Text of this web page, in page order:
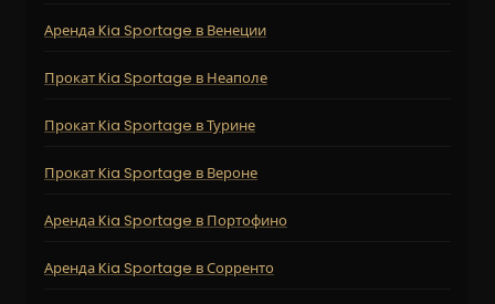
Аренда Kia Sportage в Венеции
Прокат Kia Sportage в Неаполе
Прокат Kia Sportage в Турине
Прокат Kia Sportage в Вероне
Аренда Kia Sportage в Портофино
Аренда Kia Sportage в Сорренто